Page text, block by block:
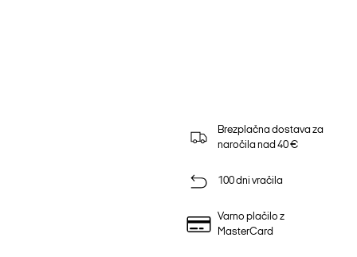
Brezplačna dostava za
naročila nad 40 €
100 dni vračila
Varno plačilo z
MasterCard